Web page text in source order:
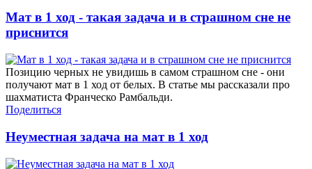
Мат в 1 ход - такая задача и в страшном сне не
приснится
Позицию черных не увидишь в самом страшном сне - они
получают мат в 1 ход от белых. В статье мы рассказали про
шахматиста Франческо Рамбальди.
Поделиться
Неуместная задача на мат в 1 ход